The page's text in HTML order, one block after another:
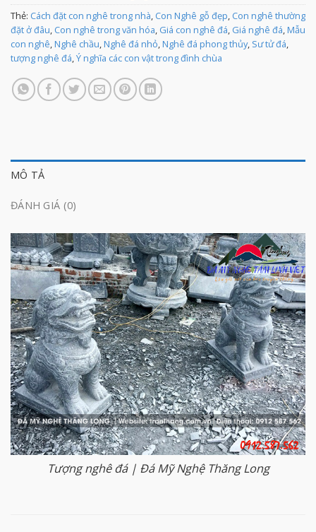
Thẻ: Cách đặt con nghê trong nhà, Con Nghê gỗ đẹp, Con nghê thường
đặt ở đâu, Con nghê trong văn hóa, Giá con nghê đá, Giá nghê đá,Mẫu
con nghê,Nghê chầu,Nghê đá nhỏ,Nghê đá phong thủy, Sư tử đá,
tượng nghê đá,Ý nghĩa các con vật trong đình chùa
MÔ TẢ
ĐÁNH GIÁ (0)
Tượng nghê đá | Đá Mỹ Nghệ Thăng Long